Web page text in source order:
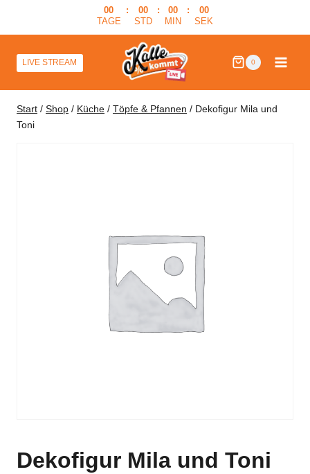
00
TAGE
:
00
STD
:
00
MIN
:
00
SEK
LIVE STREAM 0
Start / Shop / Küche / Töpfe & Pfannen / Dekofigur Mila und
Toni
Dekofigur Mila und Toni